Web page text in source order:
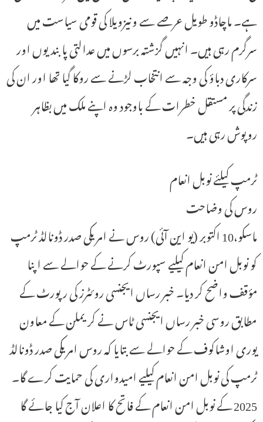
ہے۔ ماچاڈو طویل عرصے سے ونیزویلا کی قومی سیاست میں
سرگرم رہی ہیں۔ انہیں گزشتہ برسوں میں عدالتی پابندیوں اور
سرکاری دباؤ کی وجہ سے انتخاب لڑنے سے روکا گیا تھا اور ان کی
زندگی پر مستقل خطرات کے باوجود وہ اپنے ملک میں بظاہر
روپوش رہی ہیں۔
ٹرمپ کیلئے نوبل انعام
روس کی وضاحت
ماسکو،10 اکتوبر (یو این آئی) روس نے امریکی صدر ڈونالڈ ٹرمپ
کو نوبل امن انعام کیلیے سپورٹ کرنے کے حوالے سے اپنا
مؤقف واضح کر دیا۔ خبر رساں ایجنسی روئٹرز کی رپورٹ کے
مطابق روسی خبر رساں ایجنسی ٹاس نے کریملن کے معاون
یوری اوشاکوف کے حوالے سے بتایا کہ روس امریکی صدر ڈونالڈ
ٹرمپ کی نوبل امن انعام کیلیے امیدواری کی حمایت کرے گا۔
2025 کے نوبل امن انعام کے فاتح کا اعلان آج کیا جائے گا